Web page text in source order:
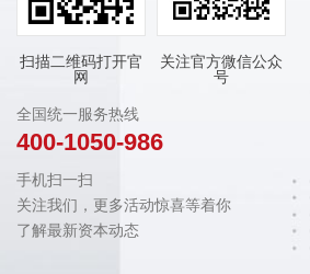
扫描二维码打开官
网
关注官方微信公众
号
全国统一服务热线
400-1050-986
手机扫一扫
关注我们，更多活动惊喜等着你
了解最新资本动态